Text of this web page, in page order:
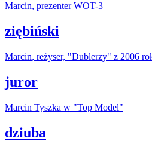
Marcin, prezenter WOT-3
ziębiński
Marcin, reżyser, "Dublerzy" z 2006
juror
Marcin Tyszka w "Top Model"
dziuba